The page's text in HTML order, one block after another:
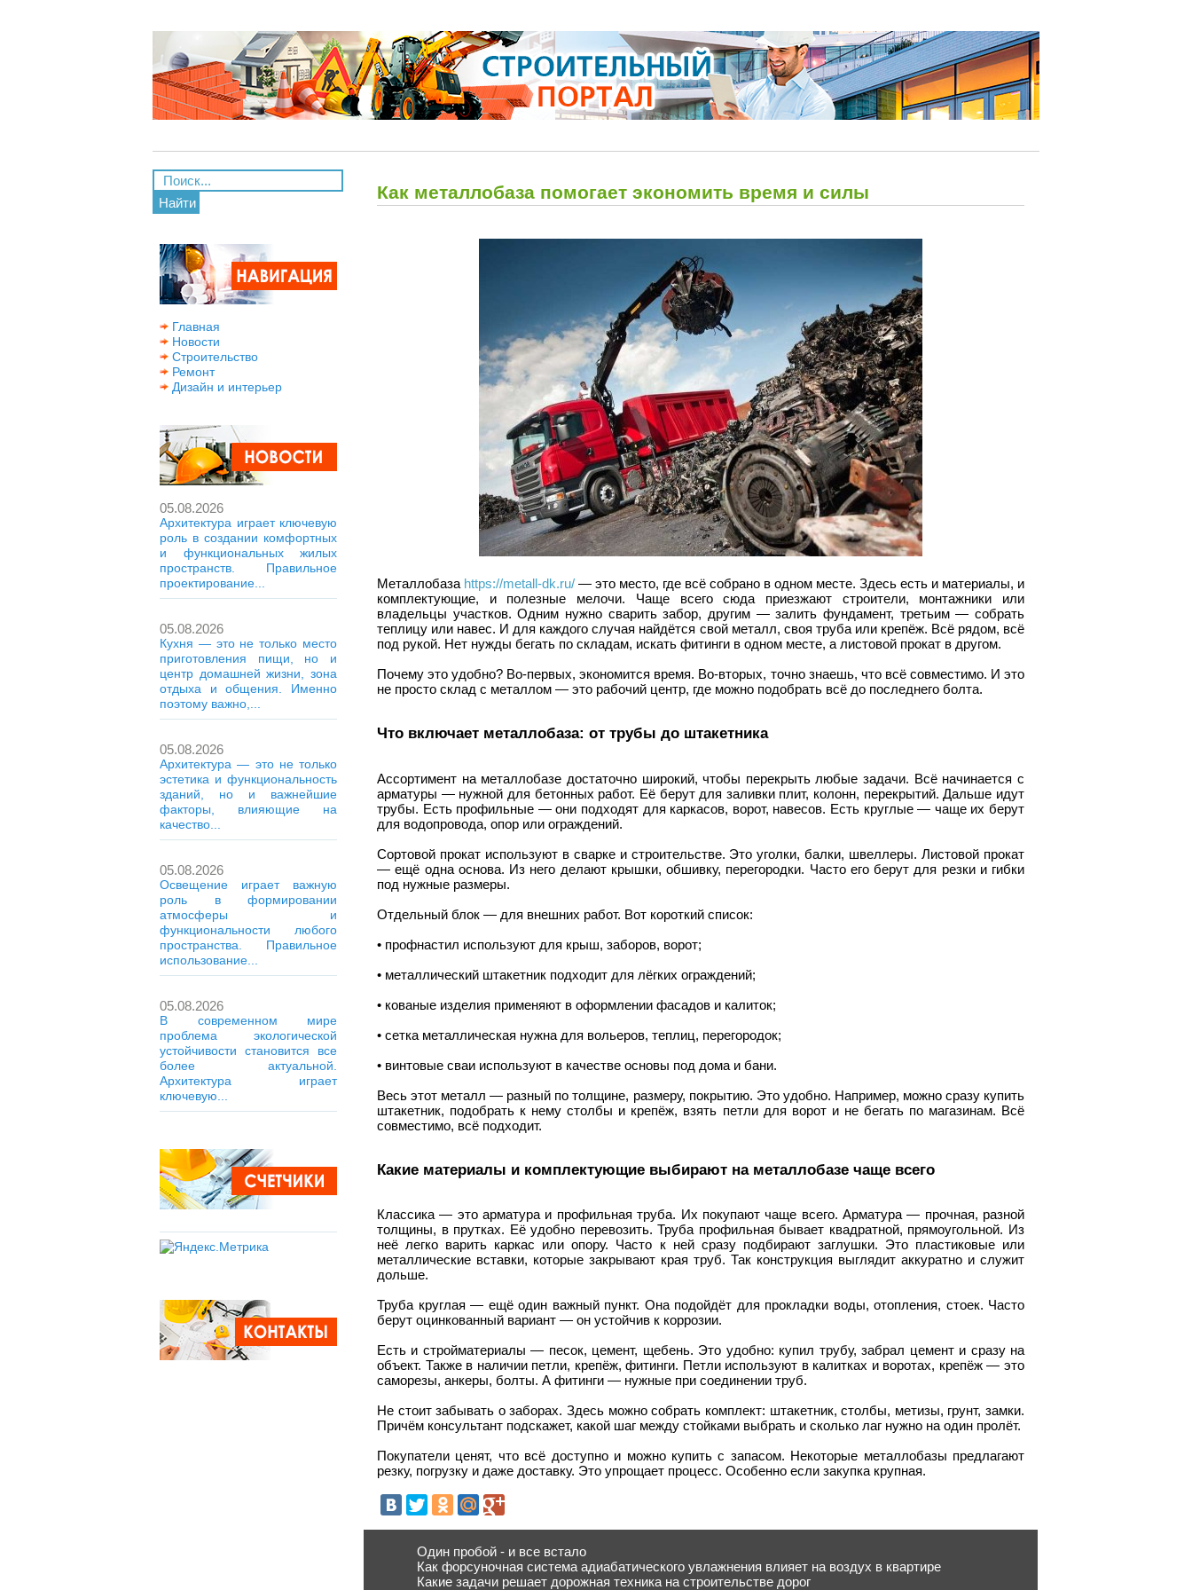
Найти
Главная
Новости
Строительство
Ремонт
Дизайн и интерьер
05.08.2026
Архитектура играет ключевую
роль в создании комфортных
и функциональных жилых
пространств. Правильное
проектирование...
05.08.2026
Кухня — это не только место
приготовления пищи, но и
центр домашней жизни, зона
отдыха и общения. Именно
поэтому важно,...
05.08.2026
Архитектура — это не только
эстетика и функциональность
зданий, но и важнейшие
факторы, влияющие на
качество...
05.08.2026
Освещение играет важную
роль в формировании
атмосферы и
функциональности любого
пространства. Правильное
использование...
05.08.2026
В современном мире
проблема экологической
устойчивости становится все
более актуальной.
Архитектура играет
ключевую...
Как металлобаза помогает экономить время и силы
Металлобаза https://metall-dk.ru/ — это место, где всё собрано в одном месте. Здесь есть и материалы, и
комплектующие, и полезные мелочи. Чаще всего сюда приезжают строители, монтажники или
владельцы участков. Одним нужно сварить забор, другим — залить фундамент, третьим — собрать
теплицу или навес. И для каждого случая найдётся свой металл, своя труба или крепёж. Всё рядом, всё
под рукой. Нет нужды бегать по складам, искать фитинги в одном месте, а листовой прокат в другом.
Почему это удобно? Во-первых, экономится время. Во-вторых, точно знаешь, что всё совместимо. И это
не просто склад с металлом — это рабочий центр, где можно подобрать всё до последнего болта.
Что включает металлобаза: от трубы до штакетника
Ассортимент на металлобазе достаточно широкий, чтобы перекрыть любые задачи. Всё начинается с
арматуры — нужной для бетонных работ. Её берут для заливки плит, колонн, перекрытий. Дальше идут
трубы. Есть профильные — они подходят для каркасов, ворот, навесов. Есть круглые — чаще их берут
для водопровода, опор или ограждений.
Сортовой прокат используют в сварке и строительстве. Это уголки, балки, швеллеры. Листовой прокат
— ещё одна основа. Из него делают крышки, обшивку, перегородки. Часто его берут для резки и гибки
под нужные размеры.
Отдельный блок — для внешних работ. Вот короткий список:
• профнастил используют для крыш, заборов, ворот;
• металлический штакетник подходит для лёгких ограждений;
• кованые изделия применяют в оформлении фасадов и калиток;
• сетка металлическая нужна для вольеров, теплиц, перегородок;
• винтовые сваи используют в качестве основы под дома и бани.
Весь этот металл — разный по толщине, размеру, покрытию. Это удобно. Например, можно сразу купить
штакетник, подобрать к нему столбы и крепёж, взять петли для ворот и не бегать по магазинам. Всё
совместимо, всё подходит.
Какие материалы и комплектующие выбирают на металлобазе чаще всего
Классика — это арматура и профильная труба. Их покупают чаще всего. Арматура — прочная, разной
толщины, в прутках. Её удобно перевозить. Труба профильная бывает квадратной, прямоугольной. Из
неё легко варить каркас или опору. Часто к ней сразу подбирают заглушки. Это пластиковые или
металлические вставки, которые закрывают края труб. Так конструкция выглядит аккуратно и служит
дольше.
Труба круглая — ещё один важный пункт. Она подойдёт для прокладки воды, отопления, стоек. Часто
берут оцинкованный вариант — он устойчив к коррозии.
Есть и стройматериалы — песок, цемент, щебень. Это удобно: купил трубу, забрал цемент и сразу на
объект. Также в наличии петли, крепёж, фитинги. Петли используют в калитках и воротах, крепёж — это
саморезы, анкеры, болты. А фитинги — нужные при соединении труб.
Не стоит забывать о заборах. Здесь можно собрать комплект: штакетник, столбы, метизы, грунт, замки.
Причём консультант подскажет, какой шаг между стойками выбрать и сколько лаг нужно на один пролёт.
Покупатели ценят, что всё доступно и можно купить с запасом. Некоторые металлобазы предлагают
резку, погрузку и даже доставку. Это упрощает процесс. Особенно если закупка крупная.
Один пробой - и все встало
Как форсуночная система адиабатического увлажнения влияет на воздух в квартире
Какие задачи решает дорожная техника на строительстве дорог